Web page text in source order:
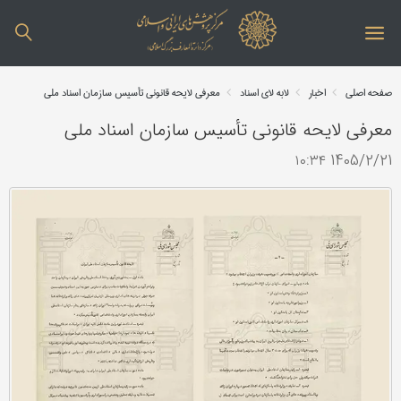
صفحه اصلی اخبار لابه لای اسناد معرفی لایحه قانونی تأسیس سازمان اسناد ملی
معرفی لایحه قانونی تأسیس سازمان اسناد ملی
1405/2/21 ۱۰:۳۴